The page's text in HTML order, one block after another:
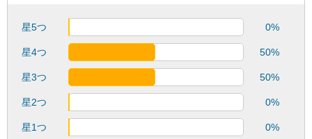
星5つ 0%
星4つ 50%
星3つ 50%
星2つ 0%
星1つ 0%